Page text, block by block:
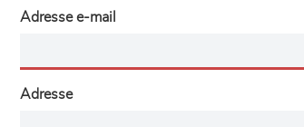
Adresse e-mail
Adresse